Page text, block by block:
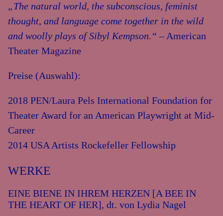
„The natural world, the subconscious, feminist
thought, and language come together in the wild
and woolly plays of Sibyl Kempson.“ – American
Theater Magazine
Preise (Auswahl):
2018 PEN/Laura Pels International Foundation for
Theater Award for an American Playwright at Mid-
Career
2014 USA Artists Rockefeller Fellowship
WERKE
EINE BIENE IN IHREM HERZEN [A BEE IN
THE HEART OF HER], dt. von Lydia Nagel